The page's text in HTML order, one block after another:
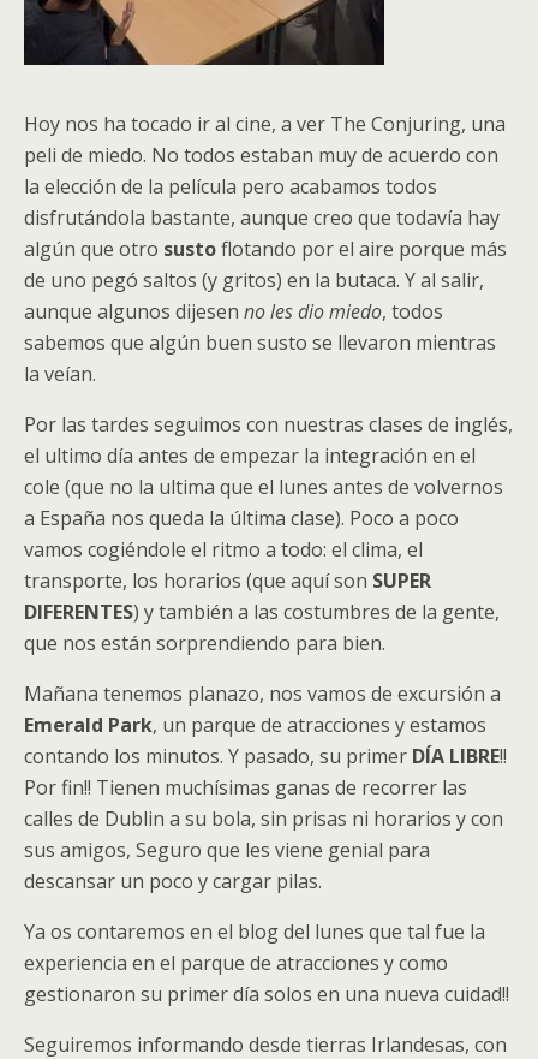
Hoy nos ha tocado ir al cine, a ver The Conjuring, una
peli de miedo. No todos estaban muy de acuerdo con
la elección de la película pero acabamos todos
disfrutándola bastante, aunque creo que todavía hay
algún que otro sustoflotando por el aire porque más
de uno pegó saltos (y gritos) en la butaca. Y al salir,
aunque algunos dijesen no les dio miedo, todos
sabemos que algún buen susto se llevaron mientras
la veían.
Por las tardes seguimos con nuestras clases de inglés,
el ultimo día antes de empezar la integración en el
cole (que no la ultima que el lunes antes de volvernos
a España nos queda la última clase). Poco a poco
vamos cogiéndole el ritmo a todo: el clima, el
transporte, los horarios (que aquí son SUPER
DIFERENTES) y también a las costumbres de la gente,
que nos están sorprendiendo para bien.
Mañana tenemos planazo, nos vamos de excursión a
Emerald Park, un parque de atracciones y estamos
contando los minutos. Y pasado, su primer DÍA LIBRE!!
Por fin!! Tienen muchísimas ganas de recorrer las
calles de Dublin a su bola, sin prisas ni horarios y con
sus amigos, Seguro que les viene genial para
descansar un poco y cargar pilas.
Ya os contaremos en el blog del lunes que tal fue la
experiencia en el parque de atracciones y como
gestionaron su primer día solos en una nueva cuidad!!
Seguiremos informando desde tierras Irlandesas, con